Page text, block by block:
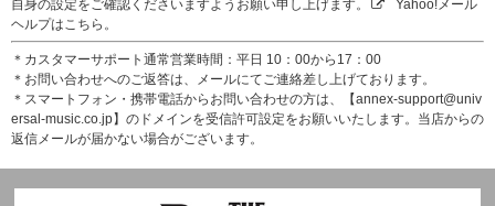
自身の設定をご確認くださいますようお願い申し上げます。
Yahoo!メール
ヘルプはこちら。
＊カスタマーサポート通常営業時間：平日 10：00から17：00
＊お問い合わせへのご返答は、メールにてご連絡差し上げております。
＊スマートフォン・携帯電話からお問い合わせの方は、【annex-support@univ
ersal-music.co.jp】のドメインを受信許可設定をお願いいたします。当店からの
返信メールが届かない場合がございます。